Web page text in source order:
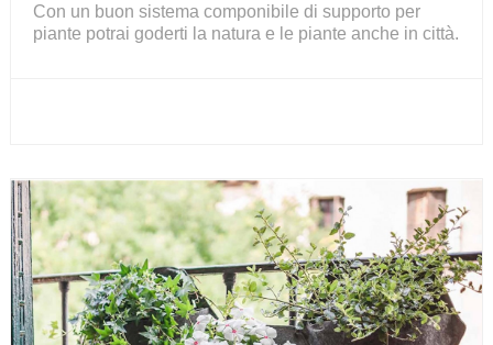
Con un buon sistema componibile di supporto per
piante potrai goderti la natura e le piante anche in città.